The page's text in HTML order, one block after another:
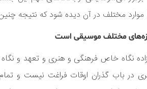
دیده شود که نتیجه چنین اتاق فکری حضور ۴۶ درصدی هنرمندان
مختلف موسیقی است
نگاه خاص فرهنگی و هنری و تعهد و
در باب گذران اوقات فراغت نیست و